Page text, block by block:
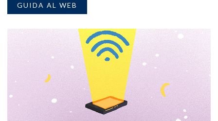
GUIDA AL WEB